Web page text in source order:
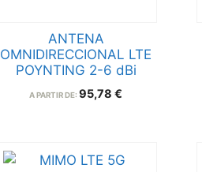
ANTENA
OMNIDIRECCIONAL LTE
POYNTING 2-6 dBi
A PARTIR DE: 95,78 €